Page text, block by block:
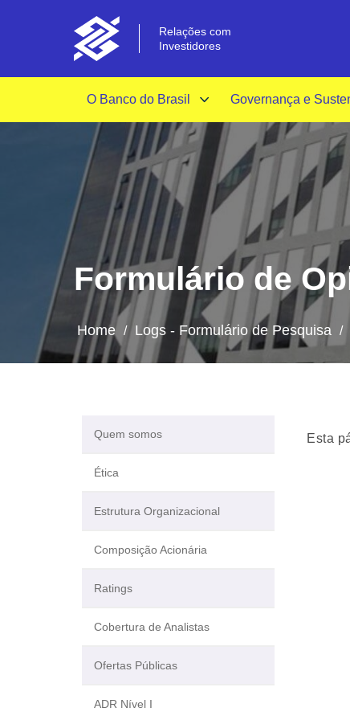
Relações com
Investidores
O Banco do Brasil Governança e
Formulário de
Home / Logs - Formulário de Pesquisa /
Quem somos
Ética
Estrutura Organizacional
Composição Acionária
Ratings
Cobertura de Analistas
Ofertas Públicas
ADR Nível I
Esta